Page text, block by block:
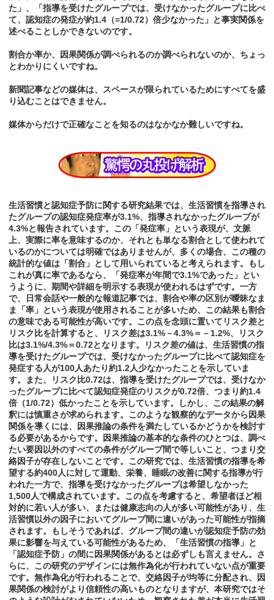
た」、「指導を受けたグループでは、受けなかったグループに比べ
て、認知症の発症が約1.4（=1/0.72）倍少なかった」と事実関係を
述べることしかできないのです。
割合か率か、因果関係が調べられるのか調べられないのか、ちょっ
とわかりにくいですね。
新聞記事などの媒体は、スペースが限られているためにすべてを盛
り込むことはできません。
媒体からだけで正確なことを知るのはなかなか難しいですね。
生活習慣と認知症予防に関する研究結果では、生活習慣を指導され
たグループの認知症発症率が3.1%、指導されなかったグループが
4.3%と報告されています。この「発症率」という表現が、文脈
上、実際に率を意味するのか、それとも単なる割合として使われて
いるのかについては明確ではありませんが、多くの場合、この種の
統計的な値は「割合」として用いられていると考えられます。もし
これが真に率であるなら、「発症率が年間で3.1%であった」とい
うように、期間や詳細を明示する表現が使われるはずです。一方
で、日常会話や一般的な報道記事では、割合や率の区別が曖昧なま
ま「率」という表現が使用されることが多いため、この結果も割合
の意味である可能性が高いです。この点を念頭に置いてリスク差と
リスク比を計算すると、リスク差は3.1%－4.3%＝－1.2%、リスク
比は3.1%/4.3%＝0.72となります。リスク差の値は、生活習慣の指
導を受けたグループでは、受けなかったグループに比べて認知症を
発症する人が100人あたり約1.2人少なかったことを示していま
す。また、リスク比0.72は、指導を受けたグループでは、受けなか
ったグループに比べて認知症発症のリスクが0.72倍、つまり約1.4
倍（1/0.72）低かったことを示しています。しかし、この結果の解
釈には慎重さが求められます。このような観察的なデータから因果
関係を導くには、因果推論の条件を満たしているかどうかを検討す
る必要があるからです。因果推論の基本的な条件のひとつは、調べ
たい要因以外のすべての条件がグループ間で等しいこと、つまり交
絡因子が存在しないことです。この研究では、生活習慣の指導を希
望する約400人に対して運動、栄養、睡眠の改善に関する指導が行
われた一方で、指導を受けなかったグループは希望しなかった
1,500人で構成されています。この点を考慮すると、希望者ほど相
対的に若い人が多い、または健康志向の人が多い可能性があり、生
活習慣以外の因子においてグループ間に違いがあった可能性が指摘
されます。もしそうであれば、グループ間の違いが認知症予防の効
果に影響を与えている可能性があるため、「生活習慣の指導」と
「認知症予防」の間に因果関係があるとは必ずしも言えません。さ
らに、この研究のデザインには無作為化が行われていない点が重要
です。無作為化が行われることで、交絡因子が均等に分配され、因
果関係の検討がより信頼性の高いものとなりますが、本研究ではそ